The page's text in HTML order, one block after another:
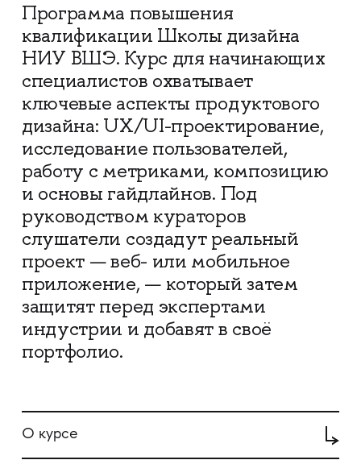
Программа повышения
квалификации Школы дизайна
НИУ ВШЭ. Курс для начинающих
специалистов охватывает
ключевые аспекты продуктового
дизайна: UX/UI-проектирование,
исследование пользователей,
работу с метриками, композицию
и основы гайдлайнов. Под
руководством кураторов
слушатели создадут реальный
проект — веб- или мобильное
приложение, — который затем
защитят перед экспертами
индустрии и добавят в своё
портфолио.
О курсе